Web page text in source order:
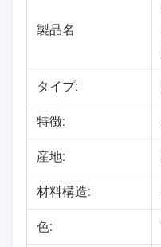
製品名
タイプ:
特徴:
産地:
材料構造:
色: